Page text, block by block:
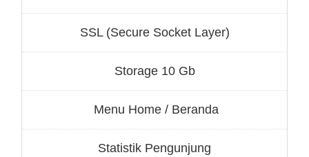
SSL (Secure Socket Layer)
Storage 10 Gb
Menu Home / Beranda
Statistik Pengunjung